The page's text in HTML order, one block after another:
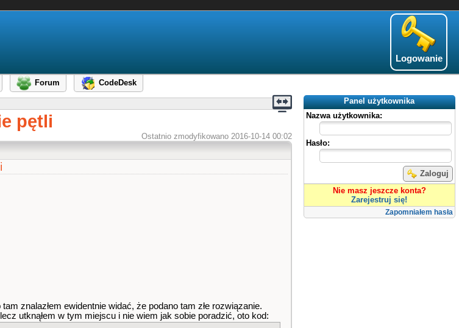
Logowanie
Forum
CodeDesk
Panel użytkownika
Nazwa użytkownika:
Hasło:
Zaloguj
Nie masz jeszcze konta?
Zarejestruj się!
Zapomniałem hasła
pętli
Ostatnio zmodyfikowano 2016-10-14 00:02
znalazłem ewidentnie widać, że podano tam złe rozwiązanie.
utknąłem w tym miejscu i nie wiem jak sobie poradzić, oto kod: